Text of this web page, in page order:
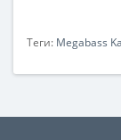
Теги: Megabass